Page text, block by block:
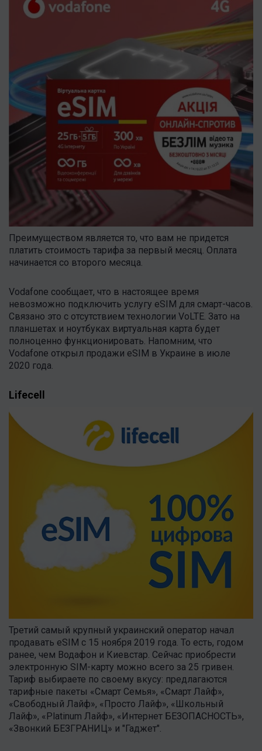
Преимуществом является то, что вам не придется
платить стоимость тарифа за первый месяц. Оплата
начинается со второго месяца.
Vodafone сообщает, что в настоящее время
невозможно подключить услугу eSIM для смарт-часов.
Связано это с отсутствием технологии VoLTE. Зато на
планшетах и ноутбуках виртуальная карта будет
полноценно функционировать. Напомним, что
Vodafone открыл продажи eSIM в Украине в июле
2020 года.
Lifecell
Третий самый крупный украинский оператор начал
продавать eSIM с 15 ноября 2019 года. То есть, годом
ранее, чем Водафон и Киевстар. Сейчас приобрести
электронную SIM-карту можно всего за 25 гривен.
Тариф выбираете по своему вкусу: предлагаются
тарифные пакеты «Смарт Семья», «Смарт Лайф»,
«Свободный Лайф», «Просто Лайф», «Школьный
Лайф», «Platinum Лайф», «Интернет БЕЗОПАСНОСТЬ»,
«Звонкий БЕЗГРАНИЦ» и "Гаджет".